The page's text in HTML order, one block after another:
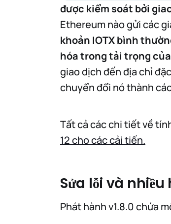
được kiểm soát bởi
Ethereum nào gửi các
khoản IOTX bình
hóa trong tải trọng
giao dịch đến địa chỉ
chuyển đổi nó thành
Tất cả các chi tiết về
12 cho các cải tiến.
Sửa lỗi và nhiều
Phát hành v1.8.0 chứa